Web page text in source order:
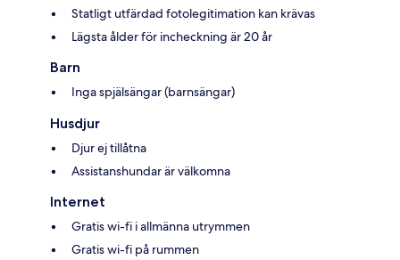
Statligt utfärdad fotolegitimation kan krävas
Lägsta ålder för incheckning är 20 år
Barn
Inga spjälsängar (barnsängar)
Husdjur
Djur ej tillåtna
Assistanshundar är välkomna
Internet
Gratis wi-fi i allmänna utrymmen
Gratis wi-fi på rummen